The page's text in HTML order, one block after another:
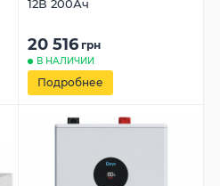
12В 200Ач
20 516 грн
В НАЛИЧИИ
Подробнее